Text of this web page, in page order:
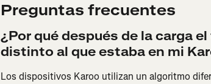
Preguntas frecuentes
¿Por qué después de la carga
distinto al que estaba en mi
Los dispositivos Karoo utilizan un algoritmo